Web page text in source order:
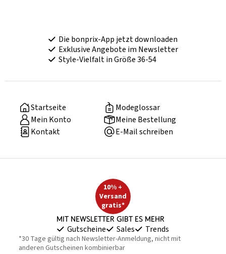
Die bonprix-App jetzt downloaden
Exklusive Angebote im Newsletter
Style-Vielfalt in Größe 36-54
Startseite
Modeglossar
Mein Konto
Meine Bestellung
Kontakt
E-Mail schreiben
10% +
Versand
gratis*
Mit Newsletter gibt es mehr
Gutscheine Sales Trends
*30 Tage gültig nach Newsletter-Anmeldung, nicht mit
anderen Gutscheinen kombinierbar